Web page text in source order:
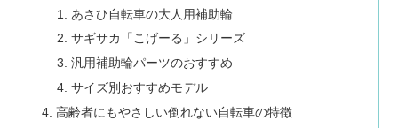
あさひ自転車の大人用補助輪
サギサカ「こげーる」シリーズ
汎用補助輪パーツのおすすめ
サイズ別おすすめモデル
高齢者にもやさしい倒れない自転車の特徴